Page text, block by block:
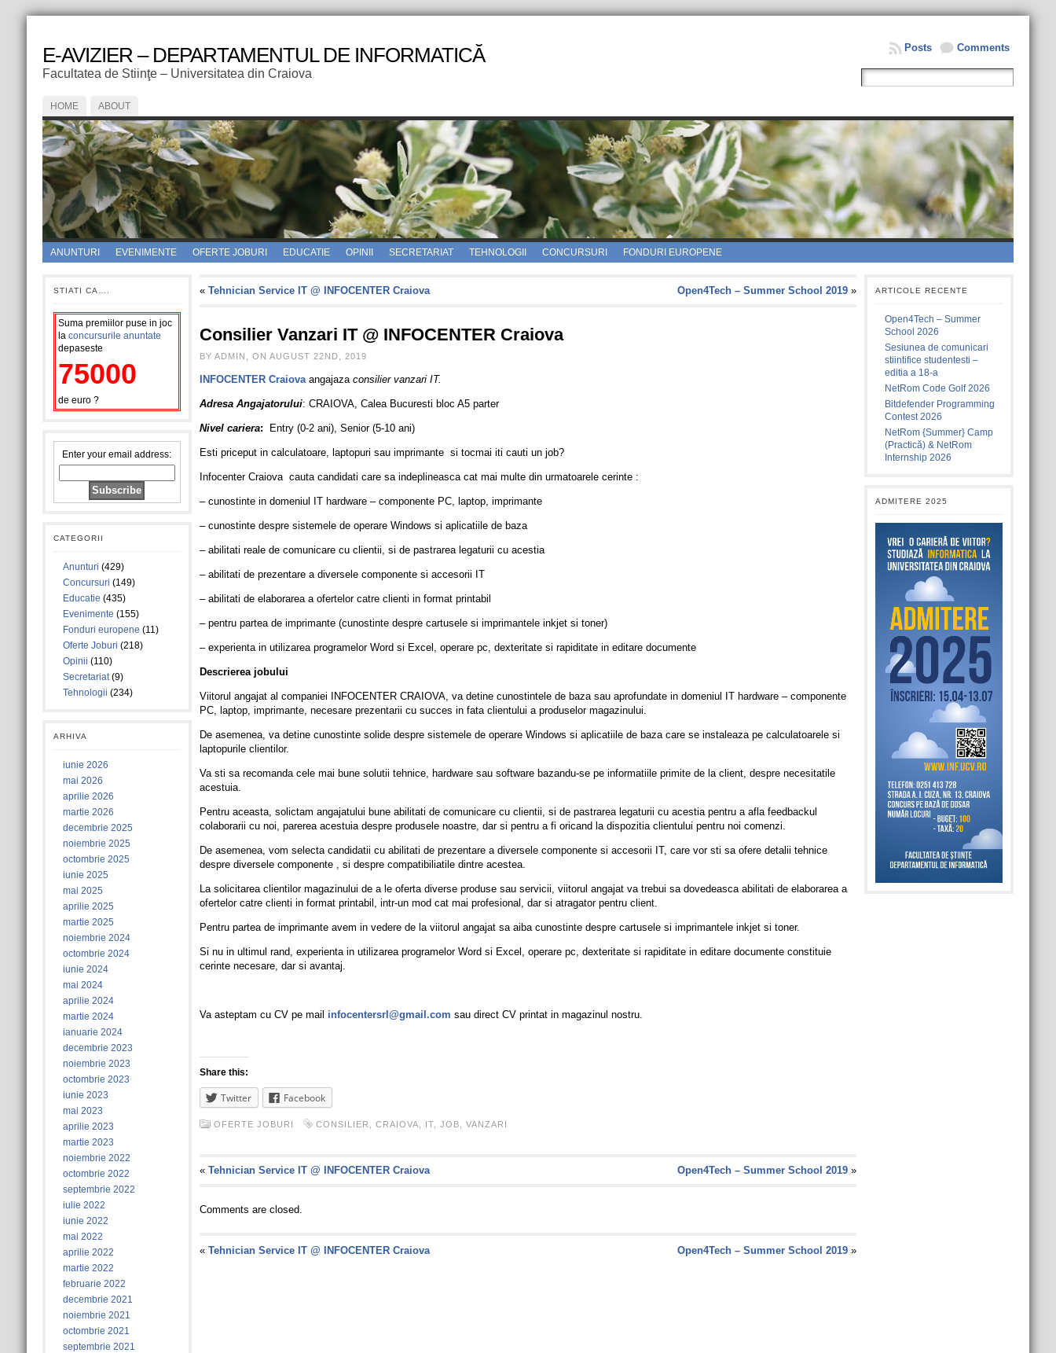
E-AVIZIER – DEPARTAMENTUL DE INFORMATICĂ
Facultatea de Stiinţe – Universitatea din Craiova
Comments
Posts
HOME ABOUT
ANUNTURI EVENIMENTE OFERTE JOBURI EDUCATIE OPINII SECRETARIAT TEHNOLOGII CONCURSURI FONDURI EUROPENE
STIATI CA….
Suma premiilor puse in joc
la concursurile anuntate
depaseste
75000
de euro ?
Enter your email address:
CATEGORII
Anunturi (429)
Concursuri (149)
Educatie (435)
Evenimente (155)
Fonduri europene (11)
Oferte Joburi (218)
Opinii (110)
Secretariat(9)
Tehnologii (234)
ARHIVA
iunie 2026
mai 2026
aprilie 2026
martie 2026
decembrie 2025
noiembrie 2025
octombrie 2025
iunie 2025
mai 2025
aprilie 2025
martie 2025
noiembrie 2024
octombrie 2024
iunie 2024
mai 2024
aprilie 2024
martie 2024
ianuarie 2024
decembrie 2023
noiembrie 2023
octombrie 2023
iunie 2023
mai 2023
aprilie 2023
martie 2023
noiembrie 2022
octombrie 2022
septembrie 2022
iulie 2022
iunie 2022
mai 2022
aprilie 2022
martie 2022
februarie 2022
decembrie 2021
noiembrie 2021
octombrie 2021
septembrie 2021
« Tehnician Service IT @ INFOCENTER Craiova Open4Tech – Summer School 2019»
Consilier Vanzari IT @ INFOCENTER Craiova
BY ADMIN, ON AUGUST 22ND, 2019
INFOCENTER Craiovaangajaza consilier vanzari IT.
Adresa Angajatorului: CRAIOVA, Calea Bucuresti bloc A5 parter
Nivel cariera: Entry (0-2 ani), Senior (5-10 ani)
Esti priceput in calculatoare, laptopuri sau imprimante si tocmai iti cauti un job?
Infocenter Craiova cauta candidati care sa indeplineasca cat mai multe din urmatoarele cerinte :
– cunostinte in domeniul IT hardware – componente PC, laptop, imprimante
– cunostinte despre sistemele de operare Windows si aplicatiile de baza
– abilitati reale de comunicare cu clientii, si de pastrarea legaturii cu acestia
– abilitati de prezentare a diversele componente si accesorii IT
– abilitati de elaborarea a ofertelor catre clienti in format printabil
– pentru partea de imprimante (cunostinte despre cartusele si imprimantele inkjet si toner)
– experienta in utilizarea programelor Word si Excel, operare pc, dexteritate si rapiditate in editare documente
Descrierea jobului
Viitorul angajat al companiei INFOCENTER CRAIOVA, va detine cunostintele de baza sau aprofundate in domeniul IT hardware – componente
PC, laptop, imprimante, necesare prezentarii cu succes in fata clientului a produselor magazinului.
De asemenea, va detine cunostinte solide despre sistemele de operare Windows si aplicatiile de baza care se instaleaza pe calculatoarele si
laptopurile clientilor.
Va sti sa recomanda cele mai bune solutii tehnice, hardware sau software bazandu-se pe informatiile primite de la client, despre necesitatile
acestuia.
Pentru aceasta, solictam angajatului bune abilitati de comunicare cu clientii, si de pastrarea legaturii cu acestia pentru a afla feedbackul
colaborarii cu noi, parerea acestuia despre produsele noastre, dar si pentru a fi oricand la dispozitia clientului pentru noi comenzi.
De asemenea, vom selecta candidatii cu abilitati de prezentare a diversele componente si accesorii IT, care vor sti sa ofere detalii tehnice
despre diversele componente , si despre compatibiliatile dintre acestea.
La solicitarea clientilor magazinului de a le oferta diverse produse sau servicii, viitorul angajat va trebui sa dovedeasca abilitati de elaborarea a
ofertelor catre clienti in format printabil, intr-un mod cat mai profesional, dar si atragator pentru client.
Pentru partea de imprimante avem in vedere de la viitorul angajat sa aiba cunostinte despre cartusele si imprimantele inkjet si toner.
Si nu in ultimul rand, experienta in utilizarea programelor Word si Excel, operare pc, dexteritate si rapiditate in editare documente constituie
cerinte necesare, dar si avantaj.
Va asteptam cu CV pe mail infocentersrl@gmail.com sau direct CV printat in magazinul nostru.
Share this:
Twitter Facebook
OFERTE JOBURI CONSILIER CRAIOVA IT, JOB VANZARI
« Tehnician Service IT @ INFOCENTER Craiova Open4Tech – Summer School 2019»
Comments are closed.
« Tehnician Service IT @ INFOCENTER Craiova Open4Tech – Summer School 2019»
ARTICOLE RECENTE
Open4Tech – Summer
School 2026
Sesiunea de comunicari
stiintifice studentesti –
editia a 18-a
NetRom Code Golf 2026
Bitdefender Programming
Contest 2026
NetRom {Summer} Camp
(Practică) & NetRom
Internship 2026
ADMITERE 2025